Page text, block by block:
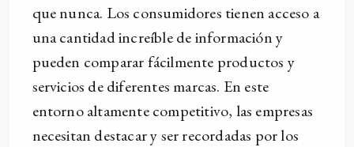
que nunca. Los consumidores tienen acceso a
una cantidad increíble de información y
pueden comparar fácilmente productos y
servicios de diferentes marcas. En este
entorno altamente competitivo, las empresas
necesitan destacar y ser recordadas por los